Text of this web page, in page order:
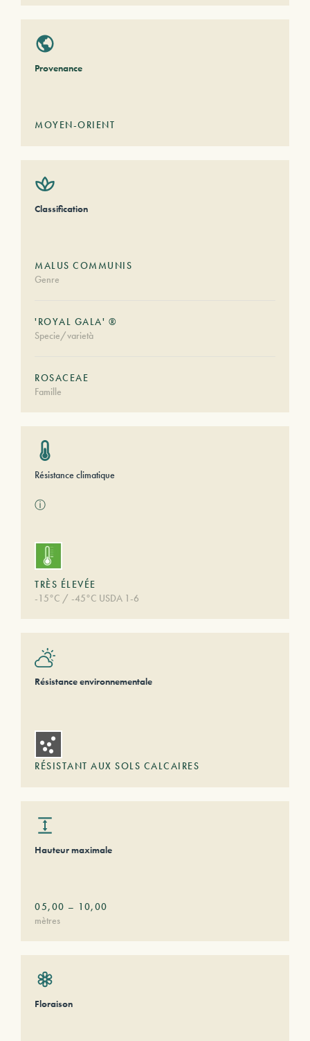
Provenance
MOYEN-ORIENT
Classification
MALUS COMMUNIS
Genre
'ROYAL GALA' ®
Specie/varietà
ROSACEAE
Famille
Résistance climatique
ⓘ
TRÈS ÉLEVÉE
-15°C / -45°C USDA 1-6
Résistance environnementale
RÉSISTANT AUX SOLS CALCAIRES
Hauteur maximale
05,00 – 10,00
mètres
Floraison